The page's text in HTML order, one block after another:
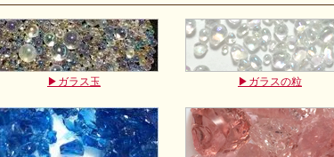
▶ガラス玉 ▶ガラスの粒